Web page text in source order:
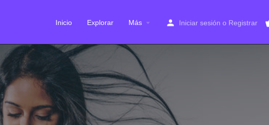
Inicio Explorar Más Iniciar sesión o Registrar